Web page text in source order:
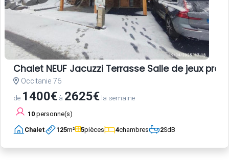
Chalet NEUF Jacuzzi Terrasse Salle de jeux
Occitanie 76
de 1400€ à 2625€ la semaine
10 personne(s)
Chalet 125m² 5pièces 4chambres 2SdB